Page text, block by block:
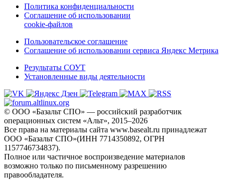
Политика конфиденциальности
Соглашение об использовании
cookie-файлов
Пользовательское соглашение
Соглашение об использовании сервиса Яндекс Метрика
Результаты СОУТ
Установленные виды деятельности
© ООО «Базальт СПО» — российский разработчик
операционных систем «Альт», 2015–2026
Все права на материалы сайта www.basealt.ru принадлежат
ООО «Базальт СПО»(ИНН 7714350892, ОГРН
1157746734837).
Полное или частичное воспроизведение материалов
возможно только по письменному разрешению
правообладателя.